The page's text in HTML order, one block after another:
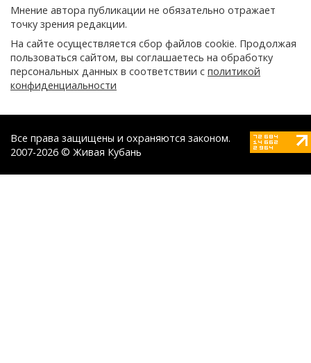
Мнение автора публикации не обязательно отражает
точку зрения редакции.
На сайте осуществляется сбор файлов cookie. Продолжая
пользоваться сайтом, вы соглашаетесь на обработку
персональных данных в соответствии с политикой
конфиденциальности
Все права защищены и охраняются законом.
2007-2026 © Живая Кубань